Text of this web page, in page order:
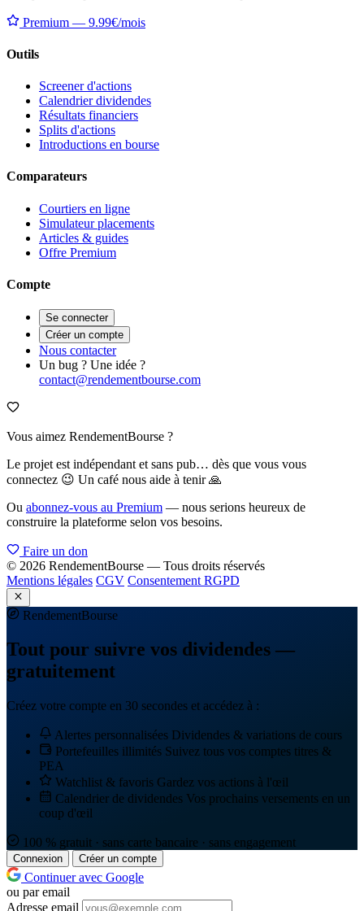
Premium — 9.99€/mois
Outils
Screener d'actions
Calendrier dividendes
Résultats financiers
Splits d'actions
Introductions en bourse
Comparateurs
Courtiers en ligne
Simulateur placements
Articles & guides
Offre Premium
Compte
Se connecter
Créer un compte
Nous contacter
Un bug ? Une idée ?
contact@rendementbourse.com
Vous aimez RendementBourse ?
Le projet est indépendant et sans pub… dès que vous vous
connectez 😉 Un café nous aide à tenir 🙏
Ou abonnez-vous au Premium — nous serions heureux de
construire la plateforme selon vos besoins.
Faire un don
© 2026 RendementBourse — Tous droits réservés
Mentions légales CGV Consentement RGPD
RendementBourse
Tout pour suivre vos dividendes —
gratuitement
Créez votre compte en 30 secondes et accédez à :
Alertes personnalisées Dividendes & variations de cours
Portefeuilles illimités Suivez tous vos comptes titres &
PEA
Watchlist & favoris Gardez vos actions à l'œil
Calendrier de dividendes Vos prochains versements en un
coup d'œil
100 % gratuit · sans carte bancaire · sans engagement
Connexion Créer un compte
Continuer avec Google
ou par email
Adresse email